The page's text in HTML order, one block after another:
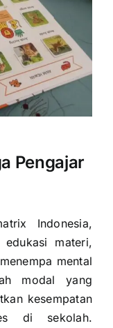
Pengajar
Indonesia,
materi,
mental
modal yang
kesempatan
di sekolah.